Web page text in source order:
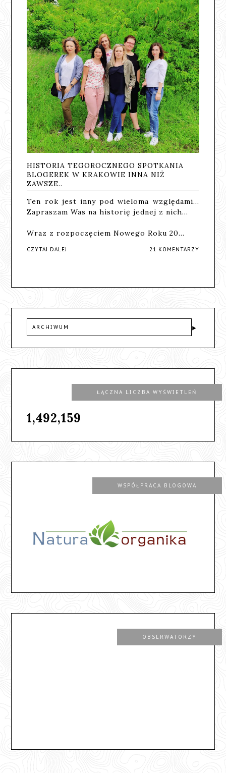
HISTORIA TEGOROCZNEGO SPOTKANIA
BLOGEREK W KRAKOWIE INNA NIŻ
ZAWSZE..
Ten rok jest inny pod wieloma względami...
Zapraszam Was na historię jednej z nich...
Wraz z rozpoczęciem Nowego Roku 20…
CZYTAJ DALEJ 21 KOMENTARZY
ARCHIWUM
ŁĄCZNA LICZBA WYŚWIETLEŃ
1,492,159
WSPÓŁPRACA BLOGOWA
OBSERWATORZY